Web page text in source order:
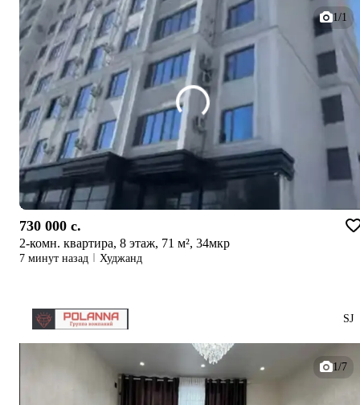
1/1
730 000 c.
2-комн. квартира, 8 этаж, 71 м², 34мкр
7 минут назад Худжанд
SJ
1/7